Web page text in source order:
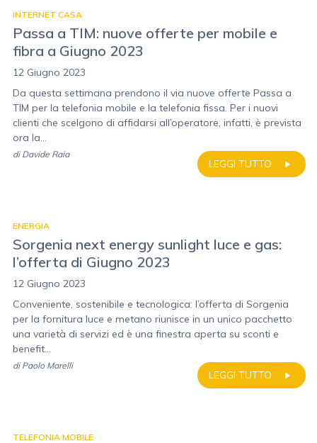
INTERNET CASA
Passa a TIM: nuove offerte per mobile e
fibra a Giugno 2023
12 Giugno 2023
Da questa settimana prendono il via nuove offerte Passa a
TIM per la telefonia mobile e la telefonia fissa. Per i nuovi
clienti che scelgono di affidarsi all’operatore, infatti, è prevista
ora la...
LEGGI TUTTO
di Davide Raia
ENERGIA
Sorgenia next energy sunlight luce e gas:
l’offerta di Giugno 2023
12 Giugno 2023
Conveniente, sostenibile e tecnologica: l’offerta di Sorgenia
per la fornitura luce e metano riunisce in un unico pacchetto
una varietà di servizi ed è una finestra aperta su sconti e
benefit...
LEGGI TUTTO
di Paolo Marelli
TELEFONIA MOBILE